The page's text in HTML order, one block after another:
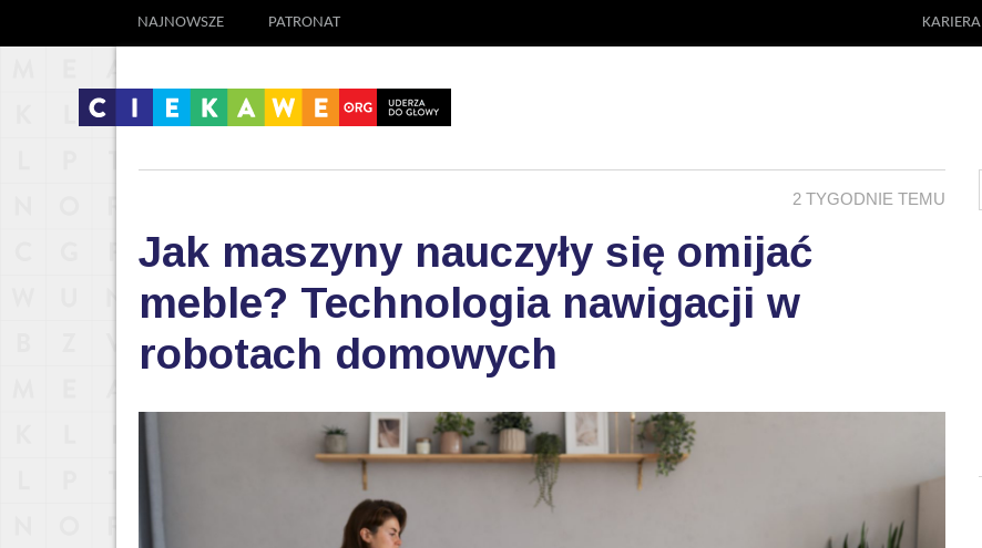
NAJNOWSZE PATRONAT KARIERA
2 TYGODNIE TEMU
Jak maszyny nauczyły się omijać
meble? Technologia nawigacji w
robotach domowych